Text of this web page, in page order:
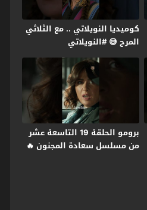
كوميديا النويلاتي .. مع الثلاثي
المرح 😅 #النويلاتي
#رمضان2026
برومو الحلقة 19 التاسعة عشر
من مسلسل سعادة المجنون 🔥